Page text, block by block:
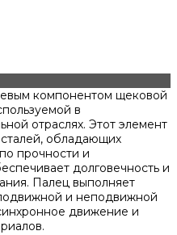
компонентом щековой
в
отраслях. Этот элемент
обладающих
прочности и
долговечность и
Палец выполняет
и неподвижной
движение и